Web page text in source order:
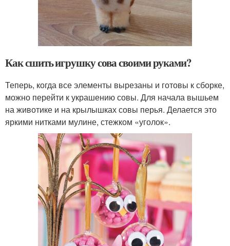
Как сшить игрушку сова своими руками?
Теперь, когда все элементы вырезаны и готовы к сборке,
можно перейти к украшению совы. Для начала вышьем
на животике и на крылышках совы перья. Делается это
яркими нитками мулине, стежком «уголок».